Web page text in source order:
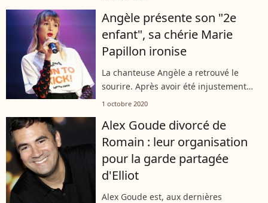
le personnage principal d'Emma,...
Angèle présente son "2e
enfant", sa chérie Marie
Papillon ironise
La chanteuse Angèle a retrouvé le
sourire. Après avoir été injustement
attaquée suite aux accusations portées
d'agression sexuelle, l'artiste a...
1 octobre 2020
Alex Goude divorcé de
Romain : leur organisation
pour la garde partagée
d'Elliot
Alex Goude est, aux dernières